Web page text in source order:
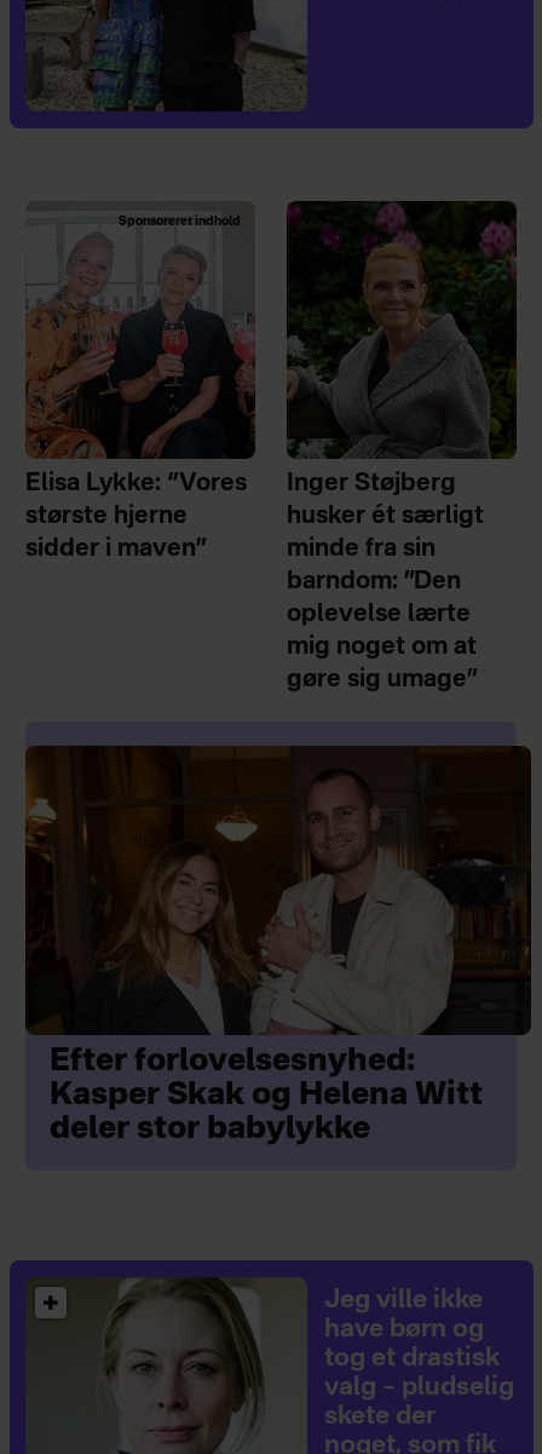
Sponsoreret indhold
Elisa Lykke: “Vores
største hjerne
sidder i maven”
Inger Støjberg
husker ét særligt
minde fra sin
barndom: ”Den
oplevelse lærte
mig noget om at
gøre sig umage”
Efter forlovelsesnyhed:
Kasper Skak og Helena Witt
deler stor babylykke
Jeg ville ikke
have børn og
tog et drastisk
valg – pludselig
skete der
noget, som fik